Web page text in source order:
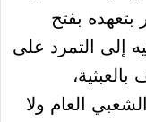
بفتح
إلى التمرد على
العام ولا